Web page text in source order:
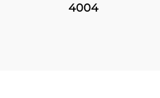
4004